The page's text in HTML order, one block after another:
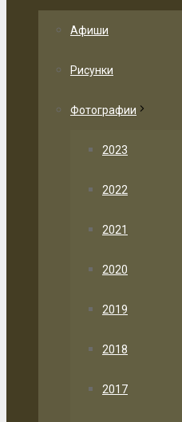
Афиши
Рисунки
Фотографии
2023
2022
2021
2020
2019
2018
2017